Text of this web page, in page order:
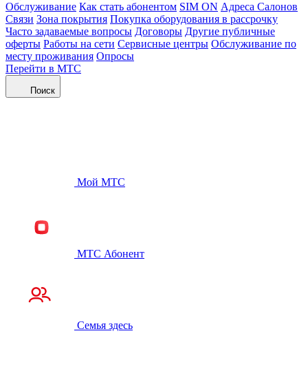
Обслуживание Как стать абонентом SIM ON Адреса Салонов
Связи Зона покрытия Покупка оборудования в рассрочку
Часто задаваемые вопросы Договоры Другие публичные
оферты Работы на сети Сервисные центры Обслуживание по
месту проживания Опросы
Перейти в МТС
Поиск
Мой МТС
МТС Абонент
Семья здесь